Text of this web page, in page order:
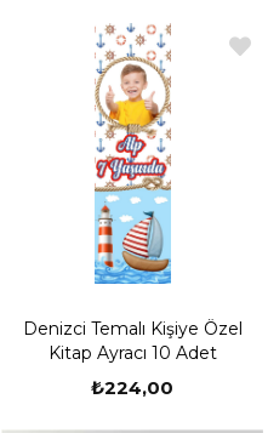
Denizci Temalı Kişiye Özel
Kitap Ayracı 10 Adet
₺224,00